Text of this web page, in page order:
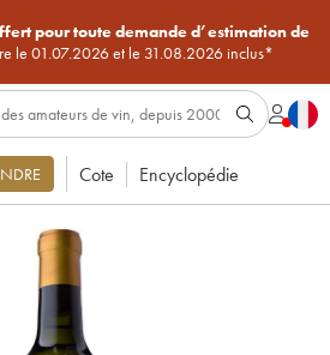
pour toute demande d’estimation de
le 01.07.2026 et le 31.08.2026 inclus*
Cote Encyclopédie